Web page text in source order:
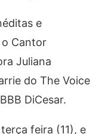
e
Cantor
Juliana
do The Voice
DiCesar.
feira (11), e